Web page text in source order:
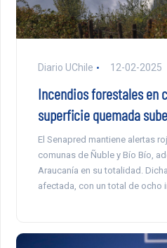
Diario UChile 12-02-2025
Incendios forestales en
superficie quemada
El Senapred mantiene alertas
comunas de Ñuble y Bío Bío,
Araucanía en su totalidad.
afectada, con un total de ocho